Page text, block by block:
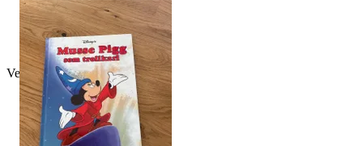
Verifierad